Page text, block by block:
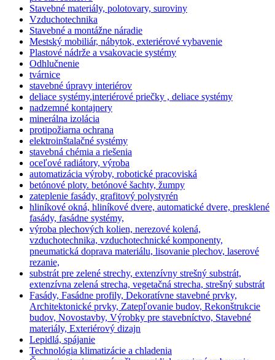
Stavebné materiály, polotovary, suroviny
Vzduchotechnika
Stavebné a montážne náradie
Mestský mobiliár, nábytok, exteriérové vybavenie
Plastové nádrže a vsakovacie systémy
Odhlučnenie
tvárnice
stavebné úpravy interiérov
deliace systémy,interiérové priečky , deliace systémy
nadzemné kontajnery
minerálna izolácia
protipožiarna ochrana
elektroinštalačné systémy
stavebná chémia a riešenia
oceľové radiátory, výroba
automatizácia výroby, robotické pracoviská
betónové ploty. betónové šachty, žumpy
zateplenie fasády, grafitový polystyrén
hliníkové okná, hliníkové dvere, automatické dvere, presklené
fasády, fasádne systémy,
výroba plechových kolien, nerezové kolená,
vzduchotechnika, vzduchotechnické komponenty,
pneumatická doprava materiálu, lisovanie plechov, laserové
rezanie,
substrát pre zelené strechy, extenzívny strešný substrát,
extenzívna zelená strecha, vegetačná strecha, strešný substrát
Fasády, Fasádne profily, Dekoratívne stavebné prvky,
Architektonické prvky, Zatepľovanie budov, Rekonštrukcie
budov, Novostavby, Výrobky pre stavebníctvo, Stavebné
materiály, Exteriérový dizajn
Lepidlá, spájanie
Technológia klimatizácie a chladenia